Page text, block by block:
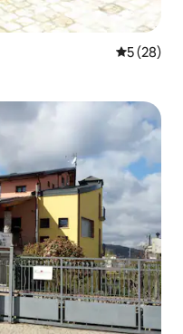
5 de uma
5 (28)